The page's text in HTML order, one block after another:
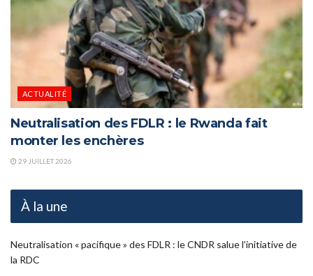
ACTUALITÉ
Neutralisation des FDLR : le Rwanda fait
monter les enchères
29 JUILLET 2026
À la une
Neutralisation « pacifique » des FDLR : le CNDR salue l’initiative de
la RDC